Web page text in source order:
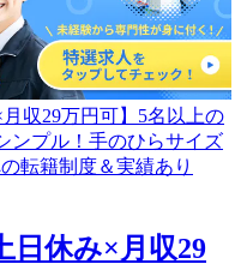
日休み×月収29